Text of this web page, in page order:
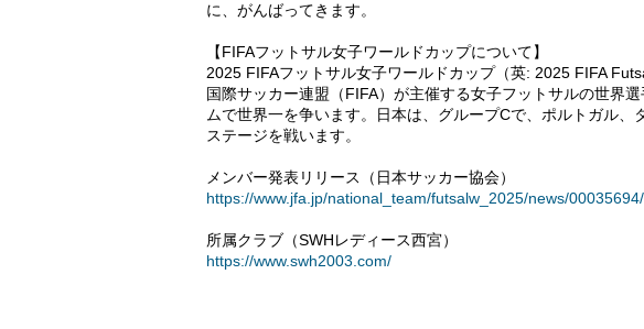
に、がんばってきます。
【FIFAフットサル女子ワールドカップについて】
2025 FIFAフットサル女子ワールドカップ（英: 2025 FIFA
国際サッカー連盟（FIFA）が主催する女子フットサルの世界
ムで世界一を争います。日本は、グループCで、ポルトガル
ステージを戦います。
メンバー発表リリース（日本サッカー協会）
https://www.jfa.jp/national_team/futsalw_2025/news/00035694/
所属クラブ（SWHレディース西宮）
https://www.swh2003.com/